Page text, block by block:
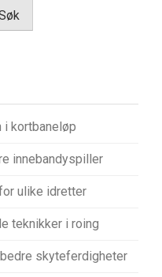
i kortbaneløp
innebandyspiller
ulike idretter
teknikker i roing
skyteferdigheter